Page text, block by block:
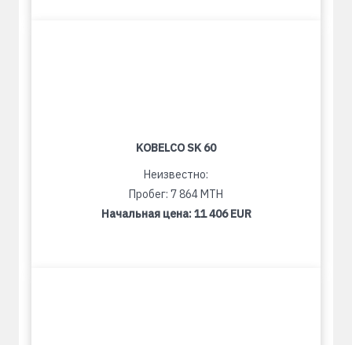
KOBELCO SK 60
Неизвестно:
Пробег: 7 864 MTH
Начальная цена:11 406 EUR